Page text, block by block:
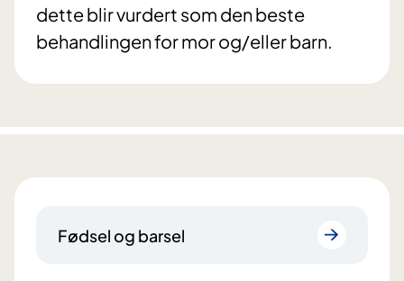
dette blir vurdert som den beste
behandlingen for mor og/eller barn.
Fødsel og barsel